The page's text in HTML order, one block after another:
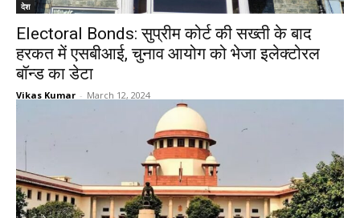
देश
Electoral Bonds: सुप्रीम कोर्ट की सख्ती के बाद
हरकत में एसबीआई, चुनाव आयोग को भेजा इलेक्टोरल
बॉन्ड का डेटा
Vikas Kumar - March 12, 2024